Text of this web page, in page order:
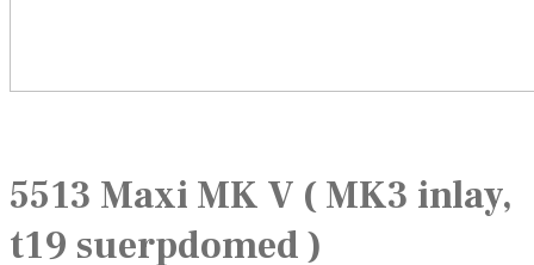
5513 Maxi MK V ( MK3 inlay,
t19 suerpdomed )